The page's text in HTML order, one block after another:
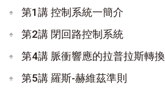
第1講 控制系統一簡介
第2講 閉回路控制系統
第4講 脈衝響應的拉普拉斯轉換
第5講 羅斯-赫維茲準則